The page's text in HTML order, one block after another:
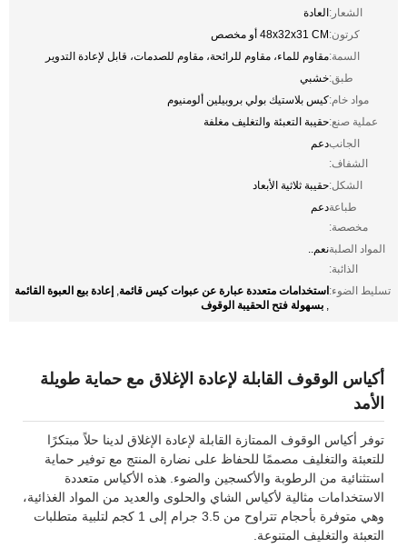
الشعار:العادة
كرتون:48x32x31 CM أو مخصص
السمة:مقاوم للماء، مقاوم للرائحة، مقاوم للصدمات، قابل لإعادة التدوير
طبق:خشبي
مواد خام:كيس بلاستيك بولي بروبيلين ألومنيوم
عملية صنع:حقيبة التعبئة والتغليف مغلفة
الجانب
الشفاف:
دعم
الشكل:حقيبة ثلاثية الأبعاد
طباعة
مخصصة:
دعم
المواد الصلبة
الذائبة:
نعم..
تسليط الضوء:استخدامات متعددة عبارة عن عبوات كيس قائمة, إعادة بيع العبوة القائمة
, بسهولة فتح الحقيبة الوقوف
أكياس الوقوف القابلة لإعادة الإغلاق مع حماية طويلة
الأمد
توفر أكياس الوقوف الممتازة القابلة لإعادة الإغلاق لدينا حلاً مبتكرًا
للتعبئة والتغليف مصممًا للحفاظ على نضارة المنتج مع توفير حماية
استثنائية من الرطوبة والأكسجين والضوء. هذه الأكياس متعددة
الاستخدامات مثالية لأكياس الشاي والحلوى والعديد من المواد الغذائية،
وهي متوفرة بأحجام تتراوح من 3.5 جرام إلى 1 كجم لتلبية متطلبات
التعبئة والتغليف المتنوعة.